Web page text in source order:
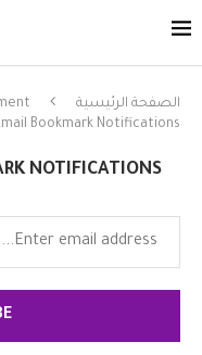
الصفحة الرئيسية
Bookmark Notifications
NOTIFICATIONS